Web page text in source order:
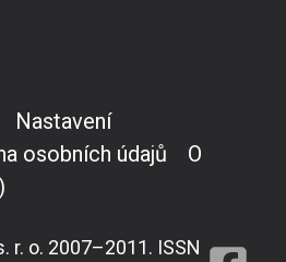
Nastavení
osobních údajů
O
r. o. 2007–2011. ISSN